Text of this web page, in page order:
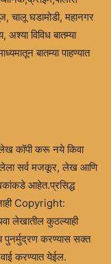
चालू घडामोडी, महानगर
विविध बातम्या
बातम्या पाहण्यात
कॉपी करू नये किवा
सर्व मजकूर, लेख आणि
आहेत.प्रसिद्ध
Copyright:
कुठल्याही
पुनर्मुद्रण करण्यास सक्त
करण्यात येईल.